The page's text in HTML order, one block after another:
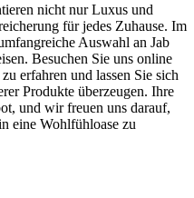
nicht nur Luxus und
für jedes Zuhause. Im
Auswahl an Jab
Besuchen Sie uns online
erfahren und lassen Sie sich
Produkte überzeugen. Ihre
und wir freuen uns darauf,
eine Wohlfühloase zu